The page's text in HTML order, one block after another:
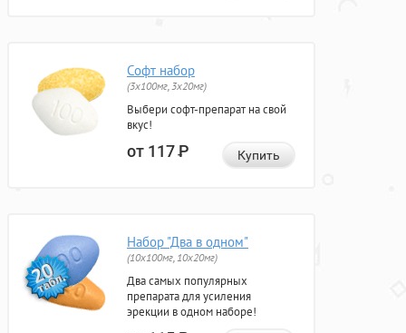
Софт набор
(3x100мг, 3x20мг)
Выбери софт-препарат на свой
вкус!
от 117Р Купить
Набор "Два в одном"
(10x100мг, 10x20мг)
Два самых популярных
препарата для усиления
эрекции в одном наборе!